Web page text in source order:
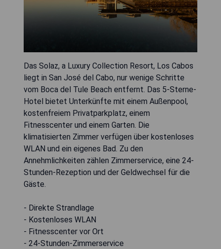
Das Solaz, a Luxury Collection Resort, Los Cabos
liegt in San José del Cabo, nur wenige Schritte
vom Boca del Tule Beach entfernt. Das 5-Sterne-
Hotel bietet Unterkünfte mit einem Außenpool,
kostenfreiem Privatparkplatz, einem
Fitnesscenter und einem Garten. Die
klimatisierten Zimmer verfügen über kostenloses
WLAN und ein eigenes Bad. Zu den
Annehmlichkeiten zählen Zimmerservice, eine 24-
Stunden-Rezeption und der Geldwechsel für die
Gäste.
- Direkte Strandlage
- Kostenloses WLAN
- Fitnesscenter vor Ort
- 24-Stunden-Zimmerservice